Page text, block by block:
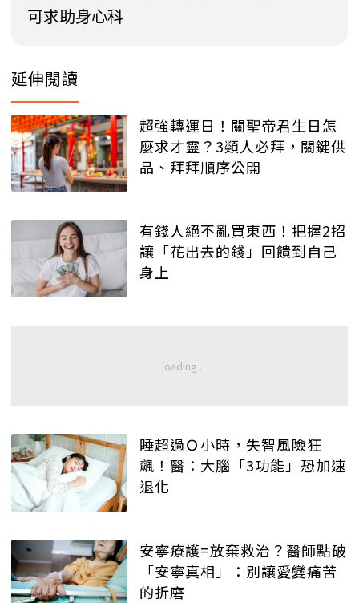
可求助身心科
延伸閱讀
超強轉運日！關聖帝君生日怎
麼求才靈？3類人必拜，關鍵供
品、拜拜順序公開
有錢人絕不亂買東西！把握2招
讓「花出去的錢」回饋到自己
身上
睡超過Ｏ小時，失智風險狂
飆！醫：大腦「3功能」恐加速
退化
安寧療護=放棄救治？醫師點破
「安寧真相」：別讓愛變痛苦
的折磨